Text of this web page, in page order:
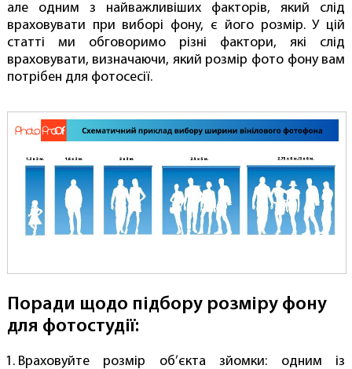
але одним з найважливіших факторів, який слід
враховувати при виборі фону, є його розмір. У цій
статті ми обговоримо різні фактори, які слід
враховувати, визначаючи, який розмір фото фону вам
потрібен для фотосесії.
Поради щодо підбору розміру фону
для фотостудії:
Враховуйте розмір об’єкта зйомки: одним із